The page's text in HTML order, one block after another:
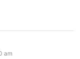
am